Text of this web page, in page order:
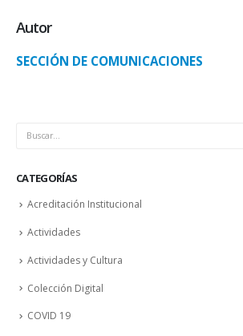
Autor
SECCIÓN DE COMUNICACIONES
CATEGORÍAS
Acreditación Institucional
Actividades
Actividades y Cultura
Colección Digital
COVID 19